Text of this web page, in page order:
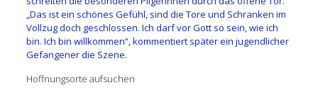
„Das ist ein schönes Gefühl, sind die Tore und Schranken im
Vollzug doch geschlossen. Ich darf vor Gott so sein, wie ich
bin. Ich bin willkommen“, kommentiert später ein jugendlicher
Gefangener die Szene.
Hoffnungsorte aufsuchen